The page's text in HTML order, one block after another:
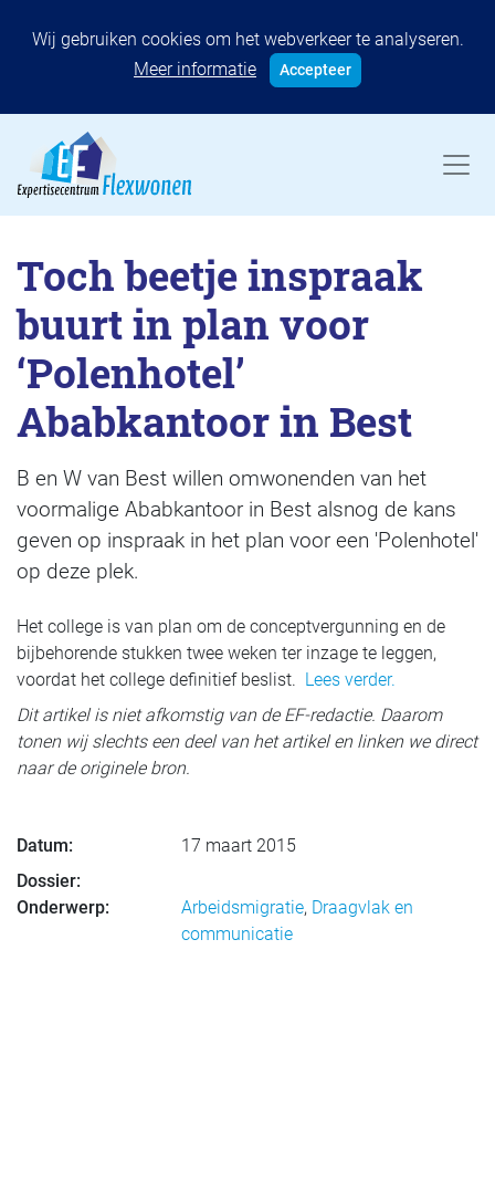
Wij gebruiken cookies om het webverkeer te analyseren.
Meer informatie
Accepteer
Toch beetje inspraak
buurt in plan voor
‘Polenhotel’
Ababkantoor in Best
B en W van Best willen omwonenden van het
voormalige Ababkantoor in Best alsnog de kans
geven op inspraak in het plan voor een 'Polenhotel'
op deze plek.
Het college is van plan om de conceptvergunning en de
bijbehorende stukken twee weken ter inzage te leggen,
voordat het college definitief beslist. Lees verder.
Dit artikel is niet afkomstig van de EF-redactie. Daarom
tonen wij slechts een deel van het artikel en linken we direct
naar de originele bron.
Datum:
17 maart 2015
Dossier:
Onderwerp:
Arbeidsmigratie, Draagvlak en
communicatie